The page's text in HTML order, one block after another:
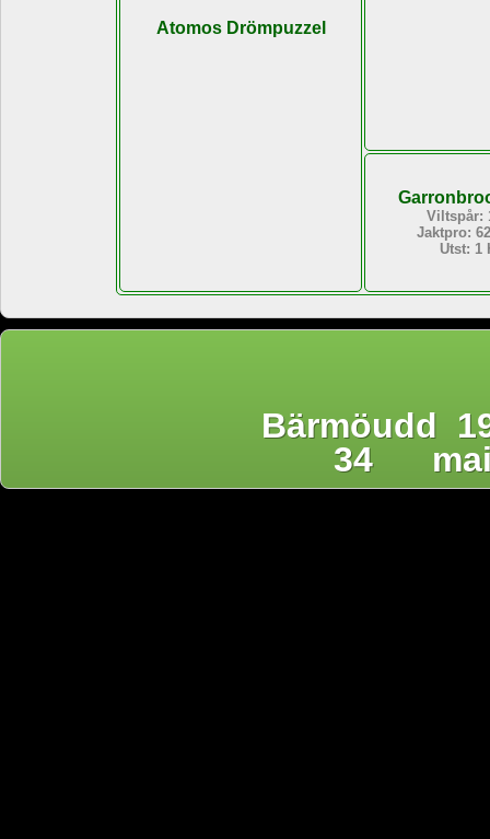
Atomos Drömpuzzel
Viltspår:
Jaktpro:
Utst: 1
Bärmöudd
34